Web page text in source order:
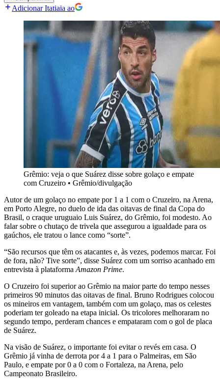
Adicionar Itatiaia ao
Grêmio: veja o que Suárez disse sobre golaço e empate
com Cruzeiro • Grêmio/divulgação
Autor de um golaço no empate por 1 a 1 com o Cruzeiro, na Arena,
em Porto Alegre, no duelo de ida das oitavas de final da Copa do
Brasil, o craque uruguaio Luis Suárez, do Grêmio, foi modesto. Ao
falar sobre o chutaço de trivela que assegurou a igualdade para os
gaúchos, ele tratou o lance como “sorte”.
“São recursos que têm os atacantes e, às vezes, podemos marcar. Foi
de fora, não? Tive sorte”, disse Suárez com um sorriso acanhado em
entrevista à plataforma Amazon Prime.
O Cruzeiro foi superior ao Grêmio na maior parte do tempo nesses
primeiros 90 minutos das oitavas de final. Bruno Rodrigues colocou
os mineiros em vantagem, também com um golaço, mas os celestes
poderiam ter goleado na etapa inicial. Os tricolores melhoraram no
segundo tempo, perderam chances e empataram com o gol de placa
de Suárez.
Na visão de Suárez, o importante foi evitar o revés em casa. O
Grêmio já vinha de derrota por 4 a 1 para o Palmeiras, em São
Paulo, e empate por 0 a 0 com o Fortaleza, na Arena, pelo
Campeonato Brasileiro.